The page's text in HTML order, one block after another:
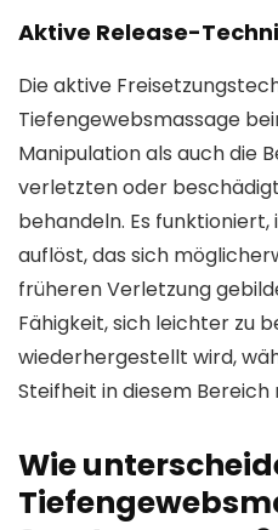
Aktive Release-
Die aktive
Tiefengewebsmassage
Manipulation als auch die
verletzten oder
behandeln. Es
auflöst, das sich
früheren Verletzung
Fähigkeit, sich leichter zu
wiederhergestellt wird,
Steifheit in diesem
Wie